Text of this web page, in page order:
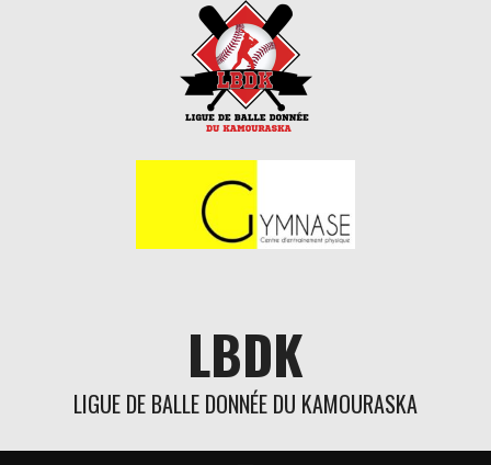
LBDK
LIGUE DE BALLE DONNÉE DU KAMOURASKA